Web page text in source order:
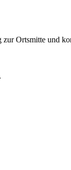
Ortsmitte und